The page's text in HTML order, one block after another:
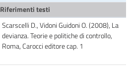
Riferimenti testi
Scarscelli D., Vidoni Guidoni O. (2008), La
devianza. Teorie e politiche di controllo,
Roma, Carocci editore cap. 1